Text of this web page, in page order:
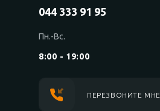
044 333 91 95
Пн.-Вс.
8:00 - 19:00
ПЕРЕЗВОНИТЕ МНЕ